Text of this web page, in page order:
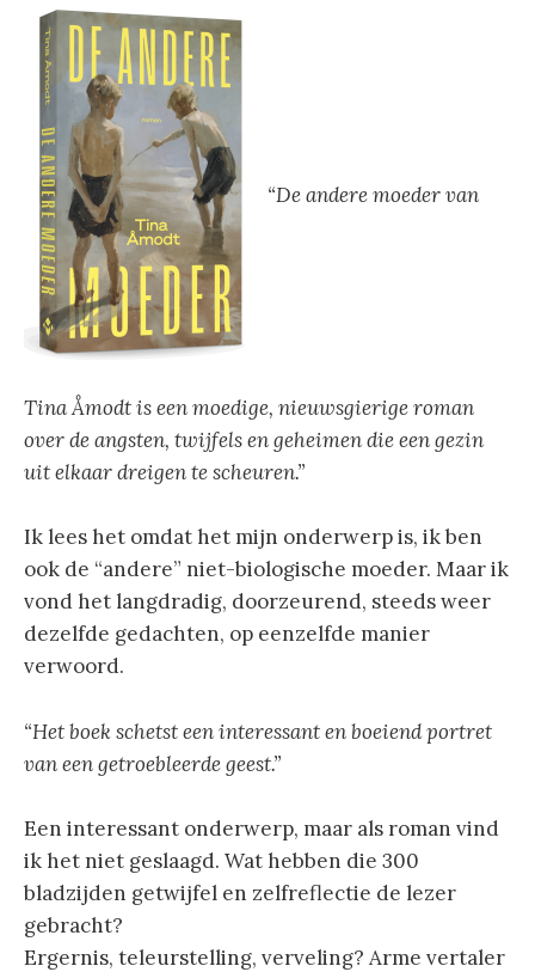
“De andere moeder van
Tina Åmodt is een moedige, nieuwsgierige roman
over de angsten, twijfels en geheimen die een gezin
uit elkaar dreigen te scheuren.”
Ik lees het omdat het mijn onderwerp is, ik ben
ook de “andere” niet-biologische moeder. Maar ik
vond het langdradig, doorzeurend, steeds weer
dezelfde gedachten, op eenzelfde manier
verwoord.
“Het boek schetst een interessant en boeiend portret
van een getroebleerde geest.”
Een interessant onderwerp, maar als roman vind
ik het niet geslaagd. Wat hebben die 300
bladzijden getwijfel en zelfreflectie de lezer
gebracht?
Ergernis, teleurstelling, verveling? Arme vertaler